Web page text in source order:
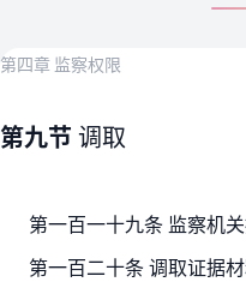
第四章 监察权限
第九节 调取